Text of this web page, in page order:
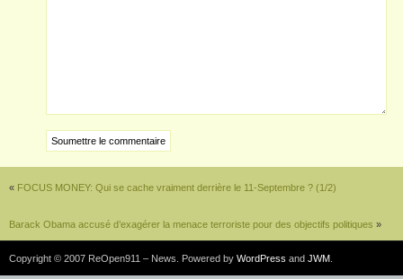
« FOCUS MONEY: Qui se cache vraiment derrière le 11-Septembre ? (1/2)
Barack Obama accusé d’exagérer la menace terroriste pour des objectifs politiques »
Copyright © 2007 ReOpen911 – News. Powered by WordPress and JWM